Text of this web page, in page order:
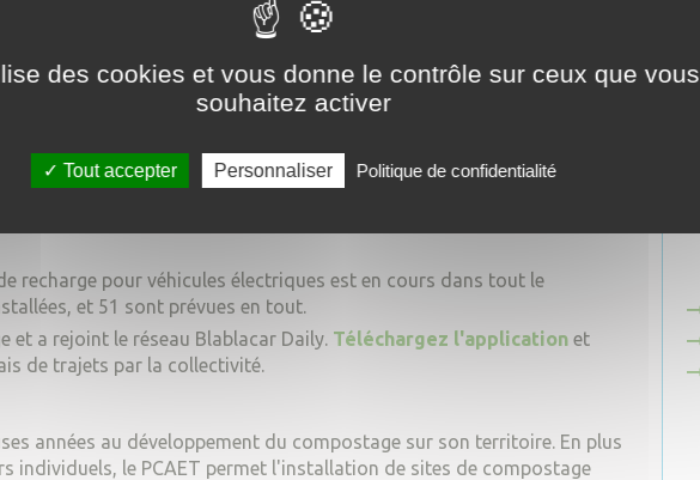
véhicules.
un
de la
le toit de l'école de Villars sur Var.
recharge pour véhicules électriques est en cours dans tout le
et 51 sont prévues en tout.
et a rejoint le réseau Blablacar Daily. Téléchargez l'application et
de trajets par la collectivité.
années au développement du compostage sur son territoire. En plus
individuels, le PCAET permet l'installation de sites de compostage
des cookies et vous donne le contrôle sur ceux que vous
souhaitez activer
Tout accepter Personnaliser Politique de confidentialité